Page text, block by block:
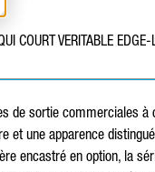
COURT VERITABLE
de sortie commerciales
et une apparence
encastré en option, la